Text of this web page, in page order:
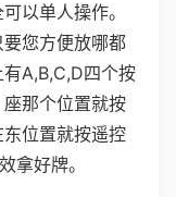
以单人操作。
您方便放哪都
A,B,C,D四个按
那个位置就按
位置就按遥控
拿好牌。